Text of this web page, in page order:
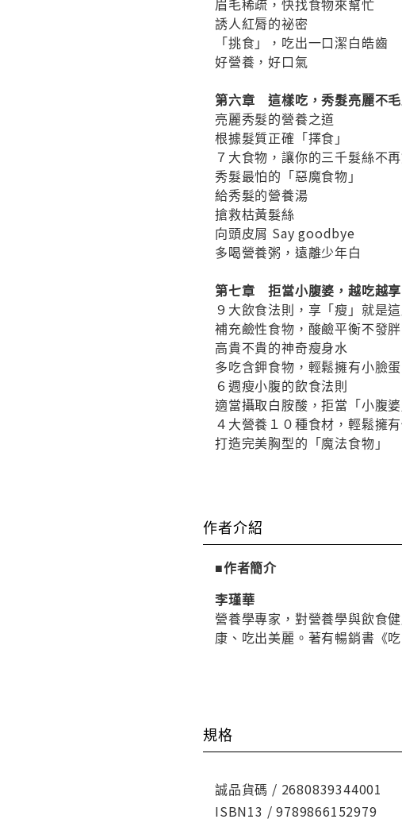
誘人紅脣的祕密
「挑食」，吃出一口潔白皓齒
好營養，好口氣
第六章 這樣吃，秀髮亮麗不
亮麗秀髮的營養之道
根據髮質正確「擇食」
７大食物，讓你的三千髮絲不
秀髮最怕的「惡魔食物」
給秀髮的營養湯
搶救枯黃髮絲
向頭皮屑 Say goodbye
多喝營養粥，遠離少年白
第七章 拒當小腹婆，越吃越享
９大飲食法則，享「瘦」就是
補充鹼性食物，酸鹼平衡不發胖
高貴不貴的神奇瘦身水
多吃含鉀食物，輕鬆擁有小臉蛋
６週瘦小腹的飲食法則
適當攝取白胺酸，拒當「小腹婆
４大營養１０種食材，輕鬆擁
打造完美胸型的「魔法食物」
作者介紹
■作者簡介
李瑾華
營養學專家，對營養學與飲食
康、吃出美麗。著有暢銷書《
規格
誠品貨碼 / 2680839344001
ISBN13 / 9789866152979